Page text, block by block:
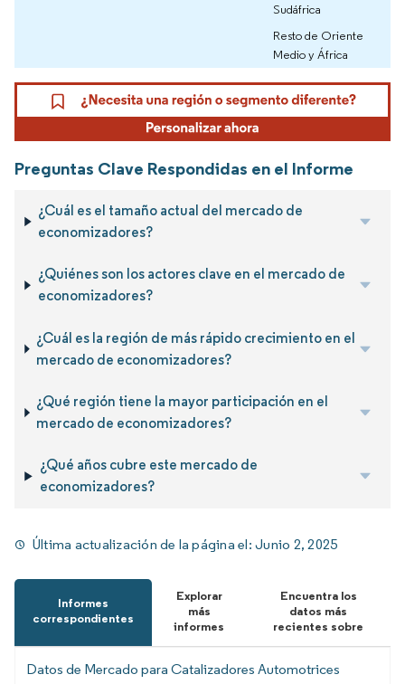
Sudáfrica
Resto de Oriente
Medio y África
Preguntas Clave Respondidas en el Informe
¿Cuál es el tamaño actual del mercado de
economizadores?
¿Quiénes son los actores clave en el mercado de
economizadores?
¿Cuál es la región de más rápido crecimiento en el
mercado de economizadores?
¿Qué región tiene la mayor participación en el
mercado de economizadores?
¿Qué años cubre este mercado de
economizadores?
Última actualización de la página el:Junio 2, 2025
Informes
correspondientes
Explorar
más
informes
Encuentra los
datos más
recientes sobre
Datos de Mercado para Catalizadores Automotrices